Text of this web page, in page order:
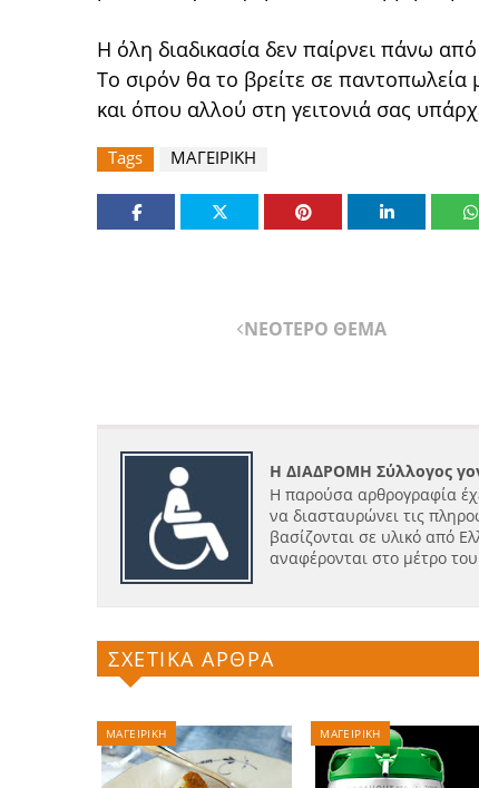
Η όλη διαδικασία δεν παίρνει πάνω
Το σιρόν θα το βρείτε σε παντοπωλεία
και όπου αλλού στη γειτονιά σας
Tags ΜΑΓΕΙΡΙΚΗ
ΝΕΟΤΕΡΟ ΘΕΜΑ
Η ΔΙΑΔΡΟΜΗ Σύλλογος
Η παρούσα αρθρογραφία
να διασταυρώνει τις
βασίζονται σε υλικό από
αναφέρονται στο μέτρο
ΣΧΕΤΙΚΑ ΑΡΘΡΑ
ΜΑΓΕΙΡΙΚΗ ΜΑΓΕΙΡΙΚΗ